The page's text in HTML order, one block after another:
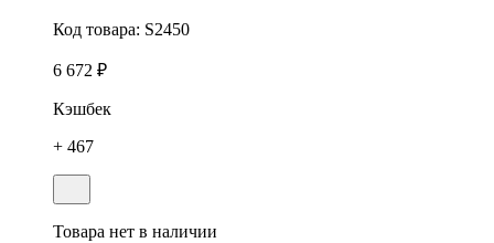
Код товара: S2450
6 672 ₽
Кэшбек
+ 467
Товара нет в наличии